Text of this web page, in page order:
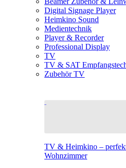
Digital Signage Player
Heimkino Sound
Medientechnik
Player & Recorder
Professional Display
TV
TV & SAT
Zubehör TV
TV & Heimkino –
Wohnzimmer